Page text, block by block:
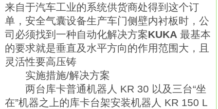
来自于汽车工业的系统供货商处得到这个订
单，安全气囊设备生产车门侧壁内衬板时，公
司必须找到一种自动化解决方案KUKA 最基本
的要求就是垂直及水平方向的作用范围大，且
灵活性要高压铸
实施措施/解决方案
两台库卡普通机器人 KR 30 以及三台“坐
在”机器之上的库卡台架安装机器人 KR 150 L